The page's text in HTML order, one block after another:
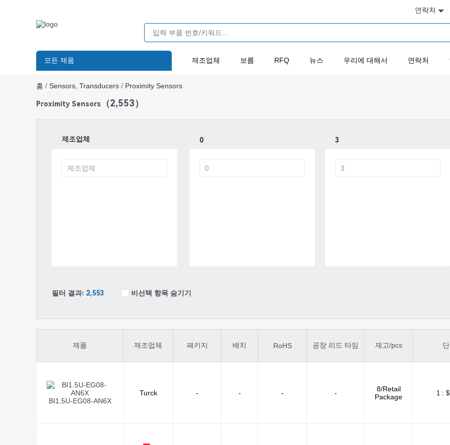
연락처
모든 제품 제조업체 보름 RFQ 뉴스 우리에 대해서 연락처
홈 / Sensors, Transducers / Proximity Sensors
Proximity Sensors （2,553）
제조업체 0 3
필터 결과: 2,553 비선택 항목 숨기기
제품 제조업체 패키지 배치 RoHS 공장 리드 타임 재고/pcs
BI1.5U-EG08-AN6X
Turck - - - -
8/Retail
Package
1 :